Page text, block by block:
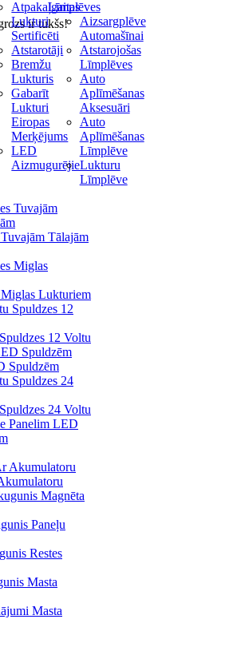
Atpakaļgaitas
Lukturi
Sertificēti
Atstarotāji
Bremžu
Lukturis
Gabarīt
Lukturi
Eiropas
Merķējums
LED
Aizmugurējie
Līmplēves
Aizsargplēve
Automašīnai
Atstarojošas
Līmplēves
Auto
Aplīmēšanas
Aksesuāri
Auto
Aplīmēšanas
Līmplēve
Lukturu
Līmplēve
Tālajām
Lukturiem
12 Voltu
Spuldzēm
24 Voltu
LED
Magnēta
Paneļu
Restes
Masta
Masta
ir tukšs!